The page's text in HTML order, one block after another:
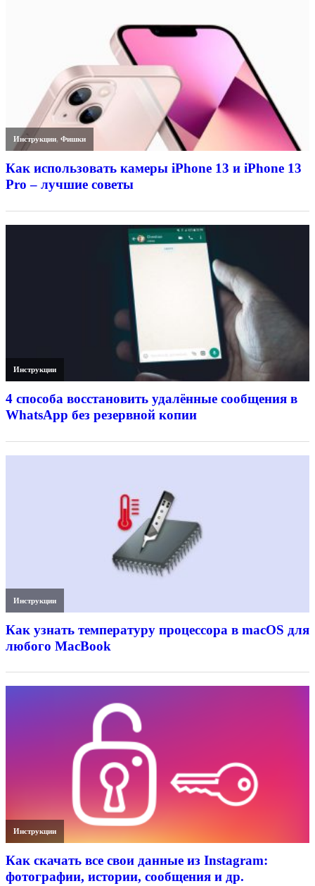
Инструкции,Фишки
Как использовать камеры iPhone 13 и iPhone 13
Pro – лучшие советы
Инструкции
4 способа восстановить удалённые сообщения в
WhatsApp без резервной копии
Инструкции
Как узнать температуру процессора в macOS для
любого MacBook
Инструкции
Как скачать все свои данные из Instagram:
фотографии, истории, сообщения и др.